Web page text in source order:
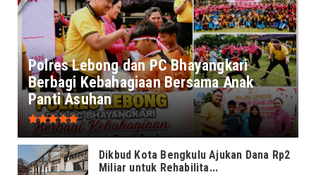
Polres Lebong dan PC Bhayangkari
Berbagi Kebahagiaan Bersama Anak
Panti Asuhan
Dikbud Kota Bengkulu Ajukan Dana Rp2
Miliar untuk Rehabilita...